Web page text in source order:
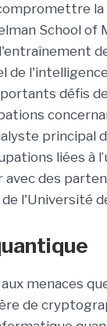
School of
de
défis
principal
liées à
avec des
l'Université
menaces
de